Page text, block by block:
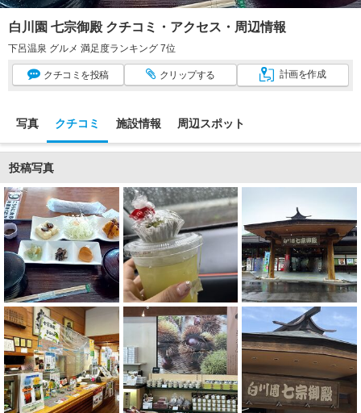
白川園 七宗御殿 クチコミ・アクセス・周辺情報
下呂温泉 グルメ 満足度ランキング 7位
クチコミ を投稿 クリップする 計画を作成
写真 クチコミ 施設情報 周辺スポット
投稿写真